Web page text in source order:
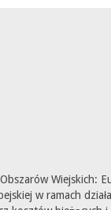
Wiejskich:
w ramach